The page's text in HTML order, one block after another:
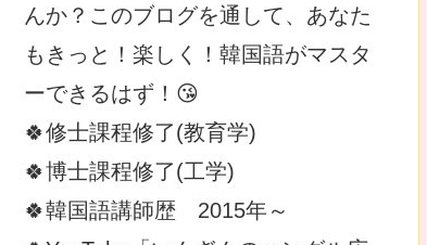
んか？このブログを通して、あなた
もきっと！楽しく！韓国語がマスタ
ーできるはず！😘
🍀修士課程修了(教育学)
🍀博士課程修了(工学)
🍀韓国語講師歴 2015年～